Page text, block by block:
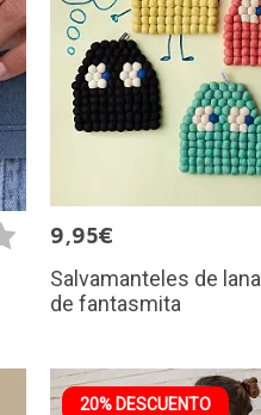
9,95€
Salvamanteles de
de fantasmita
20% DESCUENTO